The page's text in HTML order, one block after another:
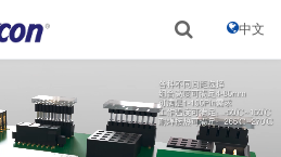
中文